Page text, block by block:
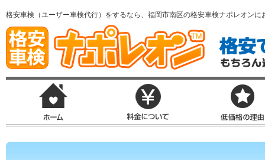
格安車検（ユーザー車検代行）をするなら、福岡市南区の格安車検ナポレオンに